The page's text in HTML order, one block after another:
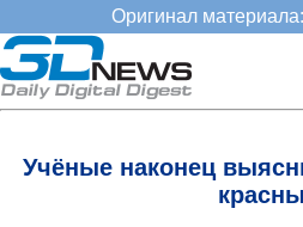
Оригинал материала:
Учёные наконец